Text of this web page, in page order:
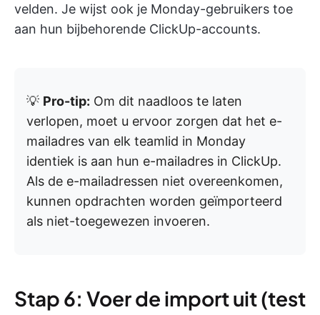
velden. Je wijst ook je Monday-gebruikers toe
aan hun bijbehorende ClickUp-accounts.
💡 Pro-tip: Om dit naadloos te laten
verlopen, moet u ervoor zorgen dat het e-
mailadres van elk teamlid in Monday
identiek is aan hun e-mailadres in ClickUp.
Als de e-mailadressen niet overeenkomen,
kunnen opdrachten worden geïmporteerd
als niet-toegewezen invoeren.
Stap 6: Voer de import uit (test